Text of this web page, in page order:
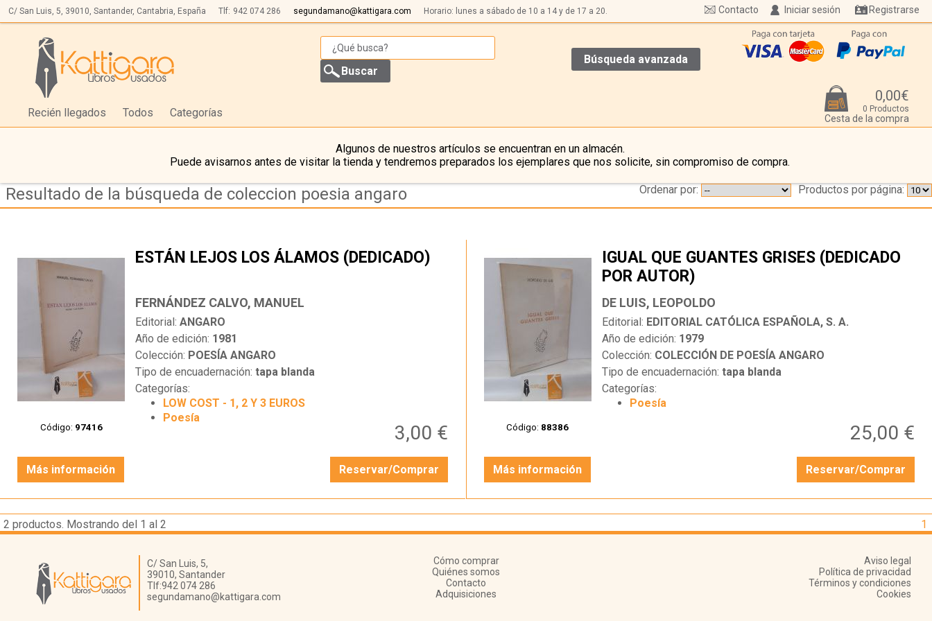
C/ San Luis, 5, 39010, Santander, Cantabria, España Tlf: 942 074 286 segundamano@kattigara.com Horario: lunes a sábado de 10 a 14 y de 17 a 20. Iniciar sesión Registrarse
Contacto
Búsqueda avanzada
Recién llegados Todos Categorías
0,00€
0 Productos
Cesta de la compra
Algunos de nuestros artículos se encuentran en un almacén.
Puede avisarnos antes de visitar la tienda y tendremos preparados los ejemplares que nos solicite, sin compromiso de compra.
Resultado de la búsqueda de coleccion poesia angaro Productos por página:
Ordenar por:
Código: 97416
ESTÁN LEJOS LOS ÁLAMOS (DEDICADO)
FERNÁNDEZ CALVO, MANUEL
Editorial:ANGARO
Año de edición: 1981
Colección: POESÍA ANGARO
Tipo de encuadernación:tapa blanda
Categorías:
LOW COST - 1, 2 Y 3 EUROS
Poesía
3,00 €
Más información Reservar/Comprar
Código: 88386
IGUAL QUE GUANTES GRISES (DEDICADO
POR AUTOR)
DE LUIS, LEOPOLDO
Editorial: EDITORIAL CATÓLICA ESPAÑOLA, S. A.
Año de edición: 1979
Colección: COLECCIÓN DE POESÍA ANGARO
Tipo de encuadernación: tapa blanda
Categorías:
Poesía
25,00 €
Más información Reservar/Comprar
2 productos. Mostrando del 1 al 2 1
Librería Kattigara
C/ San Luis, 5,
39010, Santander
Tlf:942 074 286
segundamano@kattigara.com
Cómo comprar
Quiénes somos
Contacto
Adquisiciones
Aviso legal
Política de privacidad
Términos y condiciones
Cookies